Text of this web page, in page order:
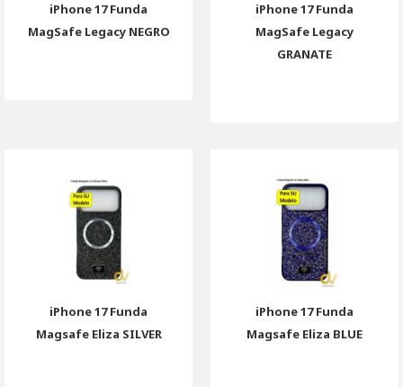
iPhone 17 Funda
MagSafe Legacy NEGRO
iPhone 17 Funda
MagSafe Legacy
GRANATE
iPhone 17 Funda
Magsafe Eliza SILVER
iPhone 17 Funda
Magsafe Eliza BLUE